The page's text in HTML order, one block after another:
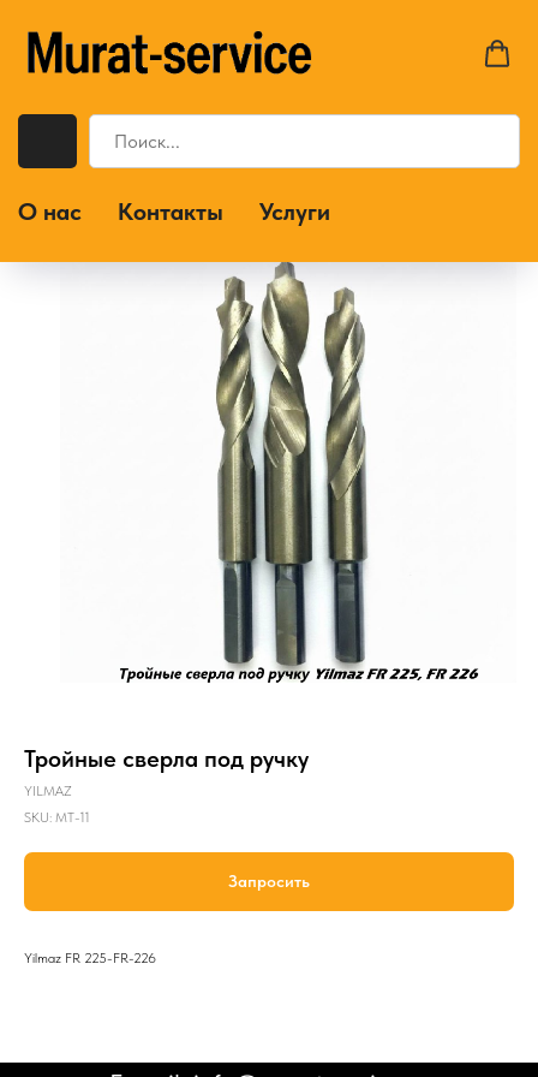
О нас Контакты Услуги
Тройные сверла под ручку
YILMAZ
SKU: MT-11
Запросить
Yilmaz FR 225-FR-226